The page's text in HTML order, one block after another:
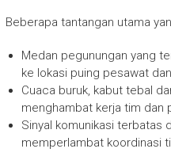
Beberapa tantangan utama
Medan pegunungan yang
ke lokasi puing pesawat
Cuaca buruk, kabut tebal
menghambat kerja tim dan
Sinyal komunikasi terbatas
memperlambat koordinasi